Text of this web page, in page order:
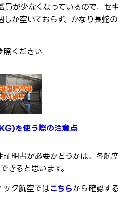
が少なくなっているので、セ
か空いておらず、かなり長蛇の
照ください
を使う際の注意点
明書が必要かどうかは、各航
きると思います。
ック航空ではこちらから確認す